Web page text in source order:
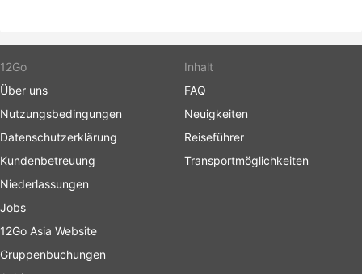
12Go
Über uns
Nutzungsbedingungen
Datenschutzerklärung
Kundenbetreuung
Niederlassungen
Jobs
12Go Asia Website
Gruppenbuchungen
Inhalt
FAQ
Neuigkeiten
Reiseführer
Transportmöglichkeiten